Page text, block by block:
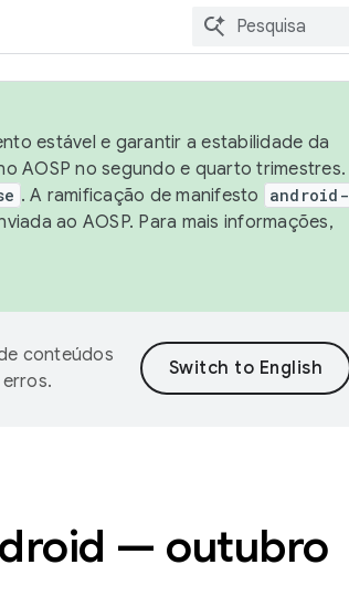
estável e garantir a estabilidade da
AOSP no segundo e quarto trimestres.
. A ramificação de manifesto
android-
ao AOSP. Para mais informações,
conteúdos
— outubro